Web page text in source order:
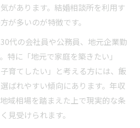
女性の希望条件となる背景とは
収が成婚率に及ぼす現実的な関
市の年収事情が婚活に及ぼす影
魅力で婚活を有利に進める方法
重視すべきポイントとは
があります。結婚相談所を利用す
が多いのが特徴です。
代の会社員や公務員、地元企業勤
特に「地元で家庭を築きたい」
育てしたい」と考える方には、飯
ばれやすい傾向にあります。年収
域相場を踏まえた上で現実的な条
見受けられます。